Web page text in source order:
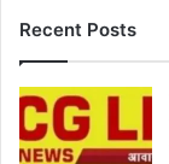
Recent Posts